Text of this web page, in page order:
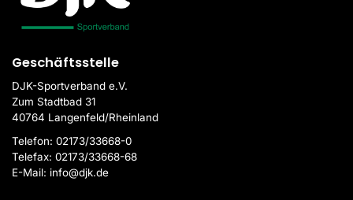
Geschäftsstelle
DJK-Sportverband e.V.
Zum Stadtbad 31
40764 Langenfeld/Rheinland
Telefon: 02173/33668-0
Telefax: 02173/33668-68
E-Mail: info@djk.de